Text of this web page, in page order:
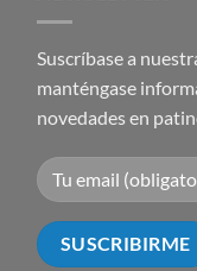
Suscríbase a
manténgase
novedades en